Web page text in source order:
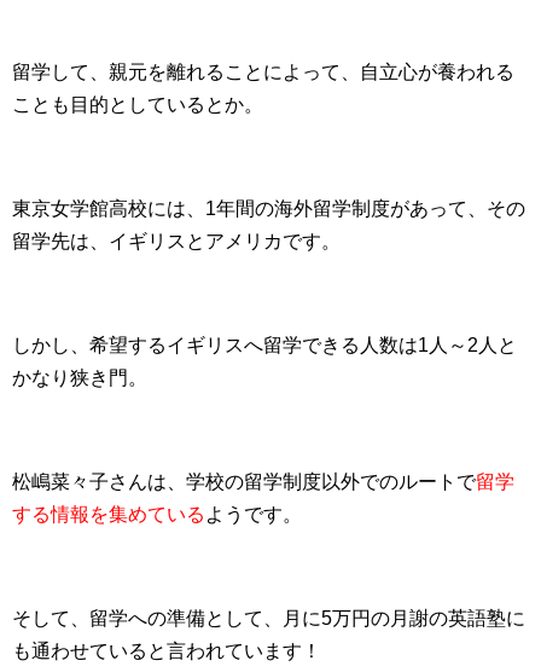
留学して、親元を離れることによって、自立心が養われる
ことも目的としているとか。
東京女学館高校には、1年間の海外留学制度があって、その
留学先は、イギリスとアメリカです。
しかし、希望するイギリスへ留学できる人数は1人～2人と
かなり狭き門。
松嶋菜々子さんは、学校の留学制度以外でのルートで留学
する情報を集めている ようです。
そして、留学への準備として、月に5万円の月謝の英語塾に
も通わせていると言われています！